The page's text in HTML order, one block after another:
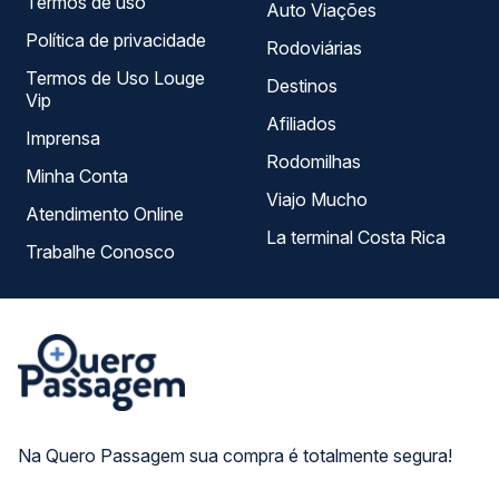
Na Quero Passagem sua compra é totalmente segura!
Política de privacidade
Termos de Uso Louge
Vip
Imprensa
Minha Conta
Atendimento Online
Trabalhe Conosco
Auto Viações
Rodoviárias
Destinos
Afiliados
Rodomilhas
Viajo Mucho
La terminal Costa Rica